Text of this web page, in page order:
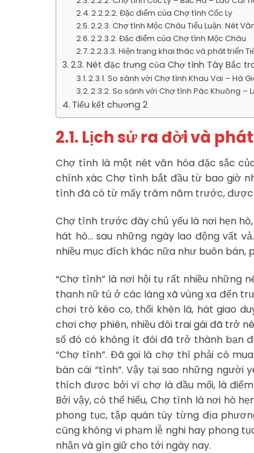
2.2.2.2. Đặc điểm của Chợ tình Cốc Ly
2.2.3. Chợ tình Mộc Châu Tiểu Luận: Nét
2.2.3.2. Đặc điểm của Chợ tình Mộc Châu
2.2.3.3. Hiện trạng khai thác và phát triển
2.3. Nét đặc trưng của Chợ tình Tây Bắc
2.3.1. So sánh với Chợ tình Khau Vai – Hà
2.3.2. So sánh với Chợ tình Pác Khuông –
Tiểu kết chương 2
2.1. Lịch sử ra đời và
Chợ tình là một nét văn hóa đặc sắc
chính xác Chợ tình bắt đầu từ bao giờ
tình đã có từ mấy trăm năm trước,
Chợ tình trước đây chủ yếu là nơi hẹn
hát hò… sau những ngày lao động vất
nhiều mục đích khác nữa như buôn bán,
“Chợ tình” là nơi hội tụ rất nhiều những
thanh nữ tú ở các làng xã vùng xa đến
chơi trò kéo co, thổi khèn lá, hát giao
chơi chợ phiên, nhiều đôi trai gái đã trở
số đó có không ít đôi đã trở thành bạn
“Chợ tình”. Đã gọi là chợ thì phải có
bán cái “tình”. Vậy tại sao những người
thích được bởi vì chợ là đầu mối, là
Bởi vậy, có thể hiểu, Chợ tình là nơi hò
phong tục, tập quán tùy từng địa
cũng không vi phạm lễ nghi hay phong
nhận và gìn giữ cho tới ngày nay.